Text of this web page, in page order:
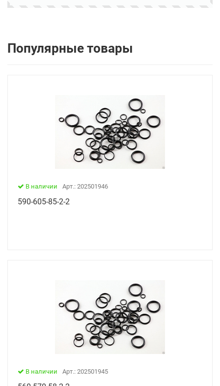
Популярные товары
В наличии Арт.: 202501946
590-605-85-2-2
В наличии Арт.: 202501945